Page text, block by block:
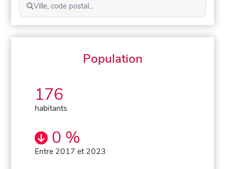
Ville, code postal...
Population
176
habitants
0 %
Entre 2017 et 2023